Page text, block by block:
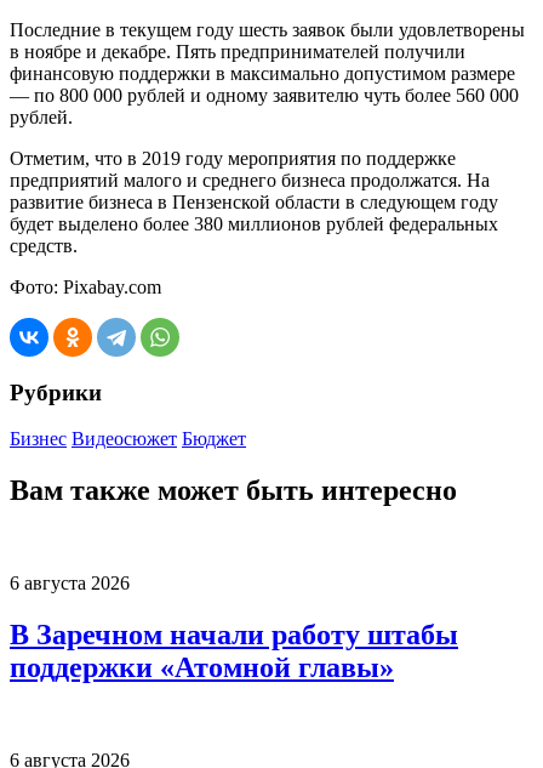
Последние в текущем году шесть заявок были удовлетворены
в ноябре и декабре. Пять предпринимателей получили
финансовую поддержки в максимально допустимом размере
— по 800 000 рублей и одному заявителю чуть более 560 000
рублей.
Отметим, что в 2019 году мероприятия по поддержке
предприятий малого и среднего бизнеса продолжатся. На
развитие бизнеса в Пензенской области в следующем году
будет выделено более 380 миллионов рублей федеральных
средств.
Фото: Pixabay.com
Рубрики
Бизнес Видеосюжет Бюджет
Вам также может быть интересно
6 августа 2026
В Заречном начали работу штабы
поддержки «Атомной главы»
6 августа 2026